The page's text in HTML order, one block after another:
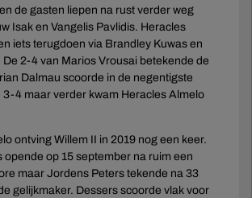
de gasten liepen na rust verder weg
Isak en Vangelis Pavlidis. Heracles
iets terugdoen via Brandley Kuwas en
2-4 van Marios Vrousai betekende de
Dalmau scoorde in de negentigste
3-4 maar verder kwam Heracles Almelo
ontving Willem II in 2019 nog een keer.
opende op 15 september na ruim een
maar Jordens Peters tekende na 33
gelijkmaker. Dessers scoorde vlak voor